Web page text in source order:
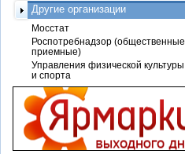
Другие организации
Мосстат
Роспотребнадзор (общественные
приемные)
Управления физической культуры
и спорта